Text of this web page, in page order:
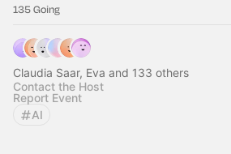
135 Going
Claudia Saar, Eva and 133 others
Contact the Host
Report Event
AI